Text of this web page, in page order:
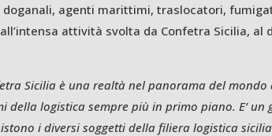
agenti marittimi, traslocatori,
attività svolta da Confetra Sicilia,
Sicilia è una realtà nel panorama del mondo
logistica sempre più in primo piano. E’ un
i diversi soggetti della filiera logistica